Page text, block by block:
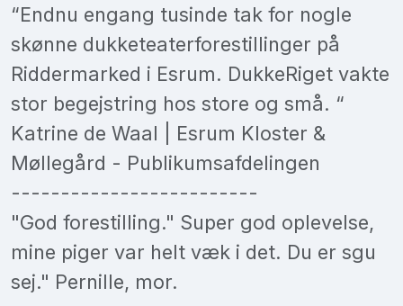
“Endnu engang tusinde tak for nogle
skønne dukketeaterforestillinger på
Riddermarked i Esrum. DukkeRiget vakte
stor begejstring hos store og små. “
Katrine de Waal | Esrum Kloster &
Møllegård - Publikumsafdelingen
-------------------------
"God forestilling." Super god oplevelse,
mine piger var helt væk i det. Du er sgu
sej." Pernille, mor.